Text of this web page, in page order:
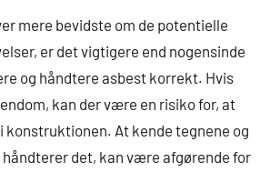
mere bevidste om de potentielle
er det vigtigere end nogensinde
og håndtere asbest korrekt. Hvis
kan der være en risiko for, at
konstruktionen. At kende tegnene og
håndterer det, kan være afgørende for